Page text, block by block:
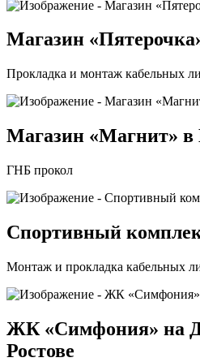
Магазин
Прокладка и монтаж кабельных
Магазин «Магнит» в
ГНБ прокол
Спортивный
Монтаж и прокладка кабельных
ЖК «Симфония» на
Ростове